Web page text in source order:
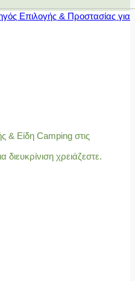
Επιλογής & Προστασίας για
& Είδη Camping στις
διευκρίνιση χρειάζεστε.